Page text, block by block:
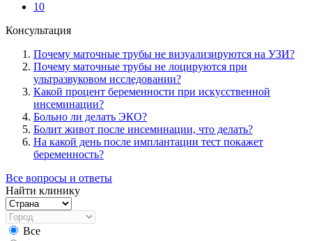
10
Консультация
Почему маточные трубы не визуализируются на УЗИ?
Почему маточные трубы не лоцируются при
ультразвуковом исследовании?
Какой процент беременности при искусственной
инсеминации?
Больно ли делать ЭКО?
Болит живот после инсеминации, что делать?
На какой день после имплантации тест покажет
беременность?
Все вопросы и ответы
Найти клинику
Все